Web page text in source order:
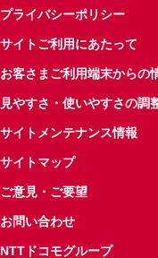
プライバシーポリシー
サイトご利用にあたって
お客さまご利用端末からの
見やすさ・使いやすさの調
サイトメンテナンス情報
サイトマップ
ご意見・ご要望
お問い合わせ
NTTドコモグループ